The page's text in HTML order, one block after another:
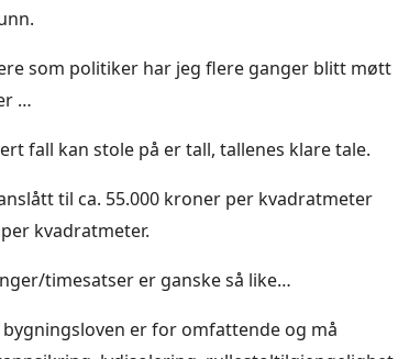
som politiker har jeg flere ganger blitt møtt
…
fall kan stole på er tall, tallenes klare tale.
til ca. 55.000 kroner per kvadratmeter
kvadratmeter.
timesatser er ganske så like…
er for omfattende og må